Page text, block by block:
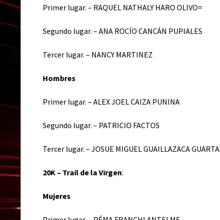
Primer lugar. – RAQUEL NATHALY HARO OLIVO=
Segundo lugar. – ANA ROCÍO CANCÁN PUPIALES
Tercer lugar. – NANCY MARTINEZ
Hombres
Primer lugar. – ALEX JOEL CAIZA PUNINA
Segundo lugar. – PATRICIO FACTOS
Tercer lugar. – JOSUE MIGUEL GUAILLAZACA
20K – Trail de la Virgen:
Mujeres